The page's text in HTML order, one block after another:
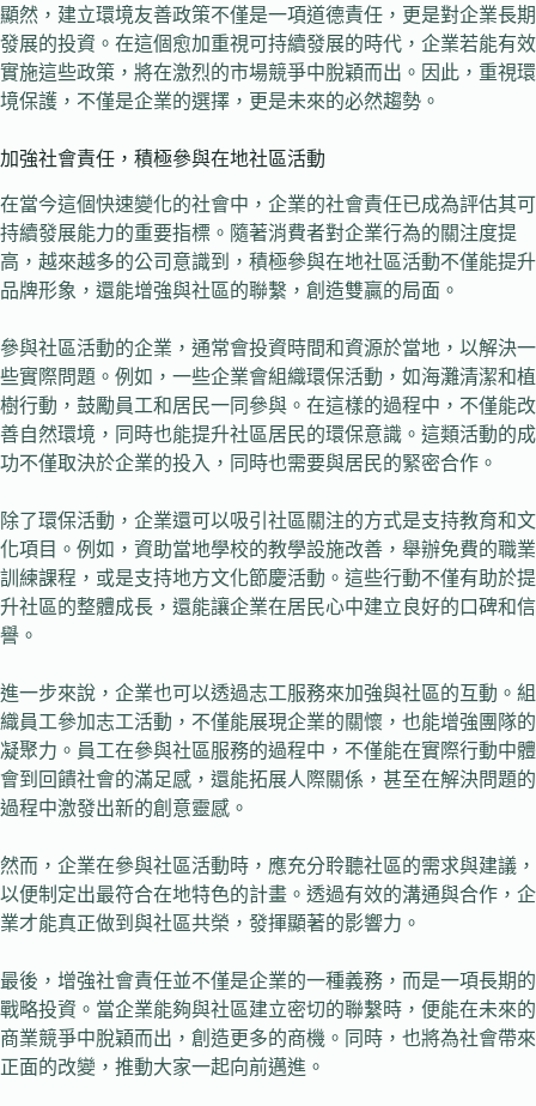
顯然，建立環境友善政策不僅是一項道德責任，更是對企業長期
發展的投資。在這個愈加重視可持續發展的時代，企業若能有效
實施這些政策，將在激烈的市場競爭中脫穎而出。因此，重視環
境保護，不僅是企業的選擇，更是未來的必然趨勢。
加強社會責任，積極參與在地社區活動
在當今這個快速變化的社會中，企業的社會責任已成為評估其可
持續發展能力的重要指標。隨著消費者對企業行為的關注度提
高，越來越多的公司意識到，積極參與在地社區活動不僅能提升
品牌形象，還能增強與社區的聯繫，創造雙贏的局面。
參與社區活動的企業，通常會投資時間和資源於當地，以解決一
些實際問題。例如，一些企業會組織環保活動，如海灘清潔和植
樹行動，鼓勵員工和居民一同參與。在這樣的過程中，不僅能改
善自然環境，同時也能提升社區居民的環保意識。這類活動的成
功不僅取決於企業的投入，同時也需要與居民的緊密合作。
除了環保活動，企業還可以吸引社區關注的方式是支持教育和文
化項目。例如，資助當地學校的教學設施改善，舉辦免費的職業
訓練課程，或是支持地方文化節慶活動。這些行動不僅有助於提
升社區的整體成長，還能讓企業在居民心中建立良好的口碑和信
譽。
進一步來說，企業也可以透過志工服務來加強與社區的互動。組
織員工參加志工活動，不僅能展現企業的關懷，也能增強團隊的
凝聚力。員工在參與社區服務的過程中，不僅能在實際行動中體
會到回饋社會的滿足感，還能拓展人際關係，甚至在解決問題的
過程中激發出新的創意靈感。
然而，企業在參與社區活動時，應充分聆聽社區的需求與建議，
以便制定出最符合在地特色的計畫。透過有效的溝通與合作，企
業才能真正做到與社區共榮，發揮顯著的影響力。
最後，增強社會責任並不僅是企業的一種義務，而是一項長期的
戰略投資。當企業能夠與社區建立密切的聯繫時，便能在未來的
商業競爭中脫穎而出，創造更多的商機。同時，也將為社會帶來
正面的改變，推動大家一起向前邁進。